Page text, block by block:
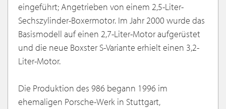
eingeführt; Angetrieben von einem 2,5-Liter-
Sechszylinder-Boxermotor. Im Jahr 2000 wurde das
Basismodell auf einen 2,7-Liter-Motor aufgerüstet
und die neue Boxster S-Variante erhielt einen 3,2-
Liter-Motor.
Die Produktion des 986 begann 1996 im
ehemaligen Porsche-Werk in Stuttgart,